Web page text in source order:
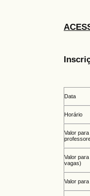
Data
Horário
Valor
Valor
vagas)
Valor